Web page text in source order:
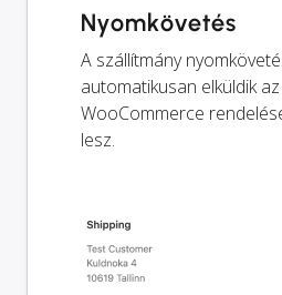
Nyomkövetés
A szállítmány
automatikusan elküldik
WooCommerce
lesz.